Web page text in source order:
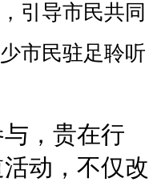
引导市民共同
市民驻足聆听
，贵在行
动，不仅改